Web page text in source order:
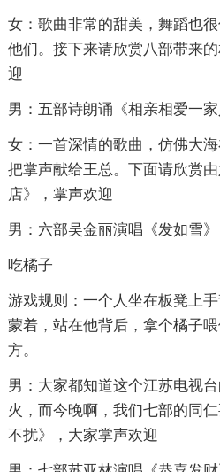
女：歌曲非常的甜美，舞蹈也
他们。接下来请欣赏八部带来
迎
男：五部诗朗诵《相亲相爱一家
女：一首深情的歌曲，仿佛大
把掌声献给王总。下面请欣赏
店》，掌声欢迎
男：六部吴金丽演唱《发如雪》
吃橘子
游戏规则：一个人坐在板凳上
蒙着，站在他背后，拿个橘子
方。
男：大家都知道这个江苏电视
火，而今晚啊，我们七部的同
不扰》，大家掌声欢迎